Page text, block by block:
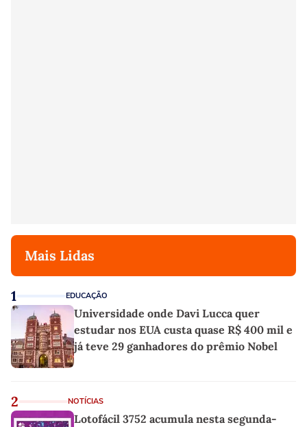
Mais Lidas
1 EDUCAÇÃO
Universidade onde Davi Lucca quer
estudar nos EUA custa quase R$ 400 mil e
já teve 29 ganhadores do prêmio Nobel
2 NOTÍCIAS
Lotofácil 3752 acumula nesta segunda-